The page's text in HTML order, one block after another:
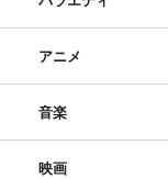
アニメ
音楽
映画